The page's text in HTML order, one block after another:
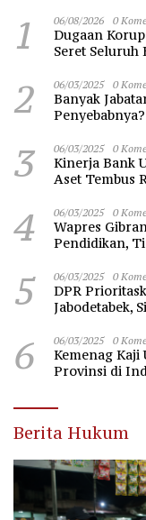
1 06/08/2026 0
Dugaan
Seret Seluruh
2 06/03/2025 0
Banyak
Penyebabnya?
3 06/03/2025 0
Kinerja Bank
Aset Tembus
4 06/03/2025 0
Wapres
Pendidikan,
5 06/03/2025 0
DPR
Jabodetabek,
6 06/03/2025 0
Kemenag Kaji
Provinsi di
Berita Hukum